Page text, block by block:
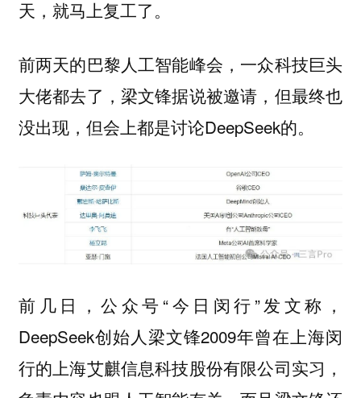
天，就马上复工了。
前两天的巴黎人工智能峰会，一众科技巨头
大佬都去了，梁文锋据说被邀请，但最终也
没出现，但会上都是讨论DeepSeek的。
前几日，公众号“今日闵行”发文称，
DeepSeek创始人梁文锋2009年曾在上海闵
行的上海艾麒信息科技股份有限公司实习，